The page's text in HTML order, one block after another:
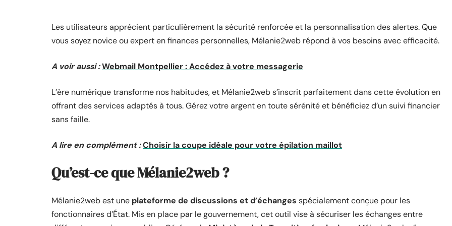
Les utilisateurs apprécient particulièrement la sécurité renforcée et la personnalisation des alertes. Que
vous soyez novice ou expert en finances personnelles, Mélanie2web répond à vos besoins avec efficacité.
A voir aussi :Webmail Montpellier : Accédez à votre messagerie
L’ère numérique transforme nos habitudes, et Mélanie2web s’inscrit parfaitement dans cette évolution en
offrant des services adaptés à tous. Gérez votre argent en toute sérénité et bénéficiez d’un suivi financier
sans faille.
A lire en complément :Choisir la coupe idéale pour votre épilation maillot
Qu’est-ce que Mélanie2web ?
Mélanie2web est une plateforme de discussions et d’échanges spécialement conçue pour les
fonctionnaires d’État. Mis en place par le gouvernement, cet outil vise à sécuriser les échanges entre